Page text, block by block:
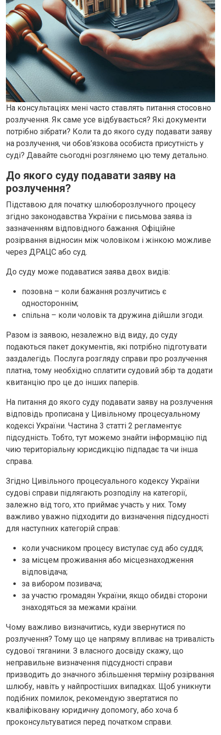
На консультаціях мені часто ставлять питання стосовно
розлучення. Як саме усе відбувається? Які документи
потрібно зібрати? Коли та до якого суду подавати заяву
на розлучення, чи обов’язкова особиста присутність у
суді? Давайте сьогодні розглянемо цю тему детально.
До якого суду подавати заяву на
розлучення?
Підставою для початку шлюборозлучного процесу
згідно законодавства України є письмова заява із
зазначенням відповідного бажання. Офіційне
розірвання відносин між чоловіком і жінкою можливе
через ДРАЦС або суд.
До суду може подаватися заява двох видів:
позовна – коли бажання розлучитись є
одностороннім;
спільна – коли чоловік та дружина дійшли згоди.
Разом із заявою, незалежно від виду, до суду
подаються пакет документів, які потрібно підготувати
заздалегідь. Послуга розгляду справи про розлучення
платна, тому необхідно сплатити судовий збір та додати
квитанцію про це до інших паперів.
На питання до якого суду подавати заяву на розлучення
відповідь прописана у Цивільному процесуальному
кодексі України. Частина 3 статті 2 регламентує
підсудність. Тобто, тут можемо знайти інформацію під
чию територіальну юрисдикцію підпадає та чи інша
справа.
Згідно Цивільного процесуального кодексу України
судові справи підлягають розподілу на категорії,
залежно від того, хто приймає участь у них. Тому
важливо уважно підходити до визначення підсудності
для наступних категорій справ:
коли учасником процесу виступає суд або суддя;
за місцем проживання або місцезнаходження
відповідача;
за вибором позивача;
за участю громадян України, якщо обидві сторони
знаходяться за межами країни.
Чому важливо визначитись, куди звернутися по
розлучення? Тому що це напряму впливає на тривалість
судової тяганини. З власного досвіду скажу, що
неправильне визначення підсудності справи
призводить до значного збільшення терміну розірвання
шлюбу, навіть у найпростіших випадках. Щоб уникнути
подібних помилок, рекомендую звертатися по
кваліфіковану юридичну допомогу, або хоча б
проконсультуватися перед початком справи.